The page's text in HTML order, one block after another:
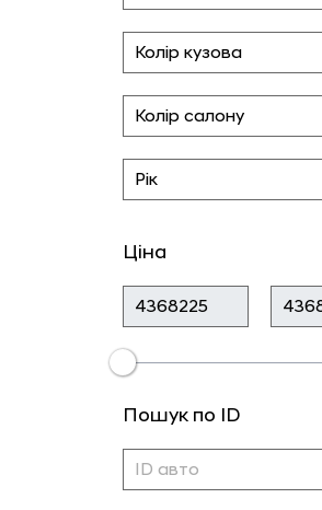
Ціна
Пошук по ID